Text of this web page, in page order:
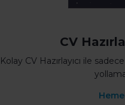
CV
Kolay CV Hazırlayıcı ile